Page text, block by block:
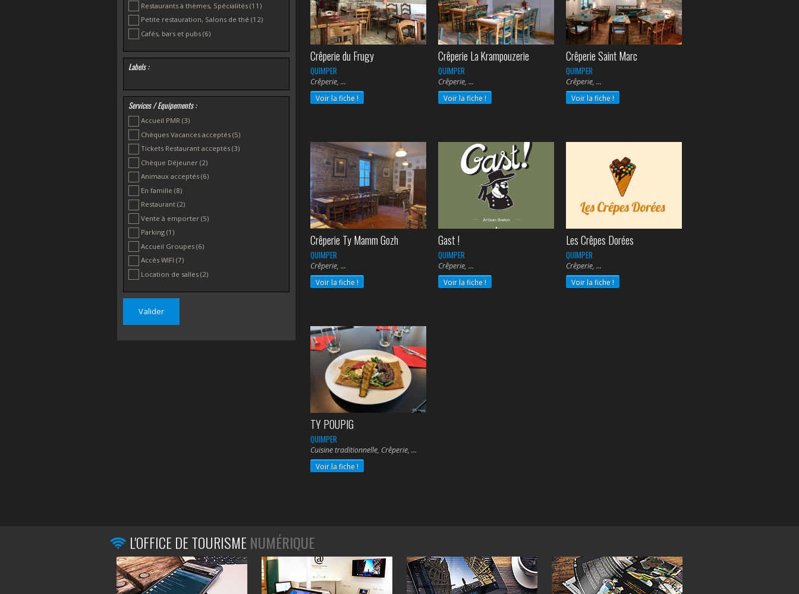
Restaurants à thèmes, Spécialités (11)
Petite restauration, Salons de thé (12)
Cafés, bars et pubs (6)
Labels :
Services / Equipements :
Accueil PMR (3)
Chèques Vacances acceptés (5)
Tickets Restaurant acceptés (3)
Chèque Déjeuner (2)
Animaux acceptés (6)
En famille (8)
Restaurant (2)
Vente à emporter (5)
Parking (1)
Accueil Groupes (6)
Accès WIFI (7)
Location de salles (2)
Crêperie du Frugy
QUIMPER
Crêperie,
Voir la fiche !
Crêperie La Krampouzerie
QUIMPER
Crêperie,
Voir la fiche !
Crêperie Saint Marc
QUIMPER
Crêperie,
Voir la fiche !
Crêperie Ty Mamm Gozh
QUIMPER
Crêperie,
Voir la fiche !
Gast !
QUIMPER
Crêperie,
Voir la fiche !
Les Crêpes Dorées
QUIMPER
Crêperie,
Voir la fiche !
TY POUPIG
QUIMPER
Cuisine traditionnelle, Crêperie,
Voir la fiche !
L'OFFICE DE TOURISME NUMÉRIQUE